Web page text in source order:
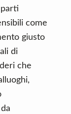
come
giusto
di
che